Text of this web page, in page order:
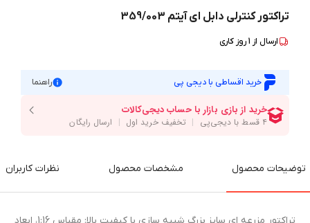
تراکتور کنترلی دابل ای آیتم 359/003
ارسال از 1روز کاری
خرید اقساطی با دیجی پی راهنما
توضیحات محصول مشخصات محصول نظرات کاربران